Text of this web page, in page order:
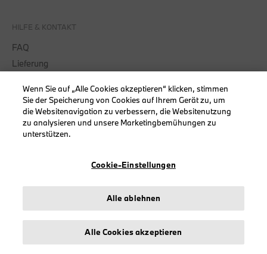
HILFE & KONTAKT
FAQ
Lieferung
Kontaktieren Sie uns
Registrieren
Meine Rücksendungen
Wenn Sie auf „Alle Cookies akzeptieren“ klicken, stimmen
Sie der Speicherung von Cookies auf Ihrem Gerät zu, um
die Websitenavigation zu verbessern, die Websitenutzung
zu analysieren und unsere Marketingbemühungen zu
unterstützen.
Cookie-Einstellungen
Alle ablehnen
Alle Cookies akzeptieren